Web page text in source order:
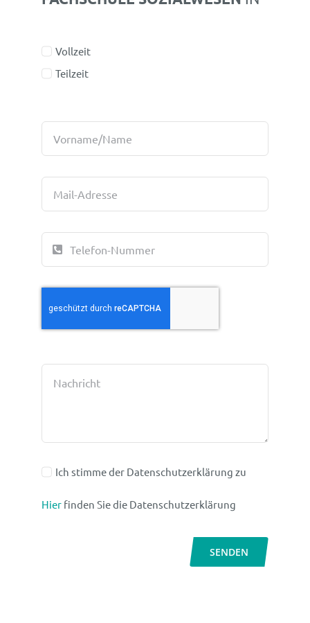
Vollzeit
Teilzeit
Ich stimme der Datenschutzerklärung zu
Hierfinden Sie die Datenschutzerklärung
SENDEN